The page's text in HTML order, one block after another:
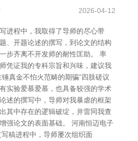
2026-04-12
进程中，我取得了导师的尽心带
、开题论述的撰写，到论文的结构
步齐离不开发师的耐性匡助。 率
凭证我的专科宗旨和兴味，建议我
真金不怕火范畴的期骗”四肢磋议
实验爱慕爱慕，也具备较强的学术
述的撰写中，导师对我暴虐的框架
其中存在的逻辑破绽，并雷同我查
强论文的表面基础。 河南恒迈电子
稿进程中，导师屡次组织面